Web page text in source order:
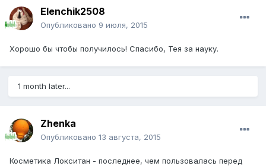
Elenchik2508
Опубликовано 9 июля, 2015
Хорошо бы чтобы получилось! Спасибо, Тея за науку.
1 month later...
Zhenka
Опубликовано 13 августа, 2015
Косметика Локситан - последнее, чем пользовалась перед